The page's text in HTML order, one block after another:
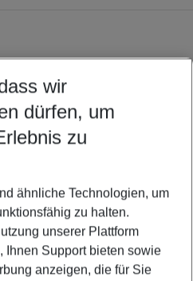
Ihren Wünschen
5-8 Nächte
Kinder
anzeigen
wir
dürfen, um
zu
ähnliche Technologien, um
zu halten.
unserer Plattform
Ihnen Support bieten sowie
anzeigen, die für Sie